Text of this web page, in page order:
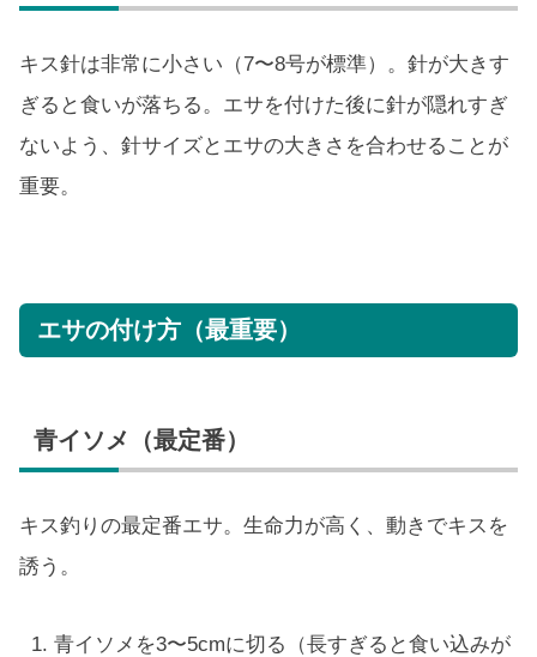
キス針は非常に小さい（7〜8号が標準）。針が大きす
ぎると食いが落ちる。エサを付けた後に針が隠れすぎ
ないよう、針サイズとエサの大きさを合わせることが
重要。
エサの付け方（最重要）
青イソメ（最定番）
キス釣りの最定番エサ。生命力が高く、動きでキスを
誘う。
青イソメを3〜5cmに切る（長すぎると食い込みが